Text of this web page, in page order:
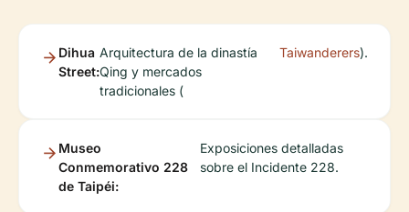
Dihua
Street:
Arquitectura de la dinastía
Qing y mercados
tradicionales (
Taiwanderers).
Museo
Conmemorativo 228
de Taipéi:
Exposiciones detalladas
sobre el Incidente 228.